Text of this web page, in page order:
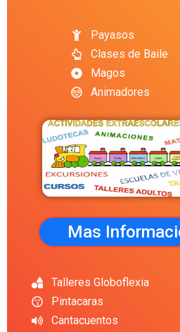
Payasos
Clases de Baile
Magos
Animadores
Mas
Talleres Globoflexia
Pintacaras
Cantacuentos